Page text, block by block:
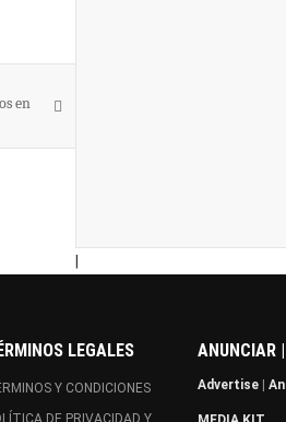
en
LEGALES
Y CONDICIONES
DE PRIVACIDAD Y
ANUNCIAR
Advertise